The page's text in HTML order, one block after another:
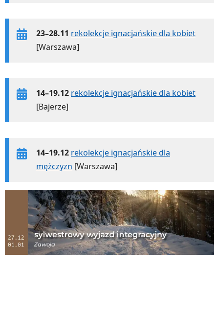
23–28.11 rekolekcje ignacjańskie dla kobiet
[Warszawa]
14–19.12 rekolekcje ignacjańskie dla kobiet
[Bajerze]
14–19.12 rekolekcje ignacjańskie dla
mężczyzn [Warszawa]